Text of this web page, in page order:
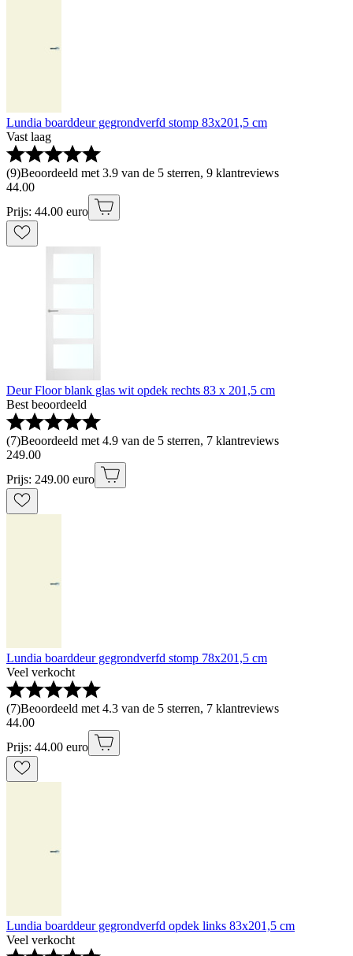
Lundia boarddeur gegrondverfd stomp 83x201,5 cm
Vast laag
(9)Beoordeeld met 3.9 van de 5 sterren, 9 klantreviews
44.00
Prijs: 44.00 euro
Deur Floor blank glas wit opdek rechts 83 x 201,5 cm
Best beoordeeld
(7)Beoordeeld met 4.9 van de 5 sterren, 7 klantreviews
249.00
Prijs: 249.00 euro
Lundia boarddeur gegrondverfd stomp 78x201,5 cm
Veel verkocht
(7)Beoordeeld met 4.3 van de 5 sterren, 7 klantreviews
44.00
Prijs: 44.00 euro
Lundia boarddeur gegrondverfd opdek links 83x201,5 cm
Veel verkocht